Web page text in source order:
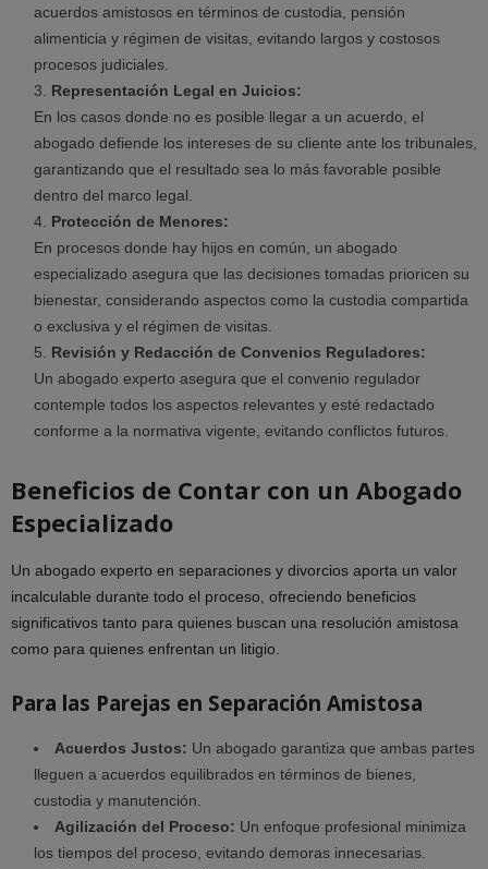
acuerdos amistosos en términos de custodia, pensión
alimenticia y régimen de visitas, evitando largos y costosos
procesos judiciales.
Representación Legal en Juicios:
En los casos donde no es posible llegar a un acuerdo, el
abogado defiende los intereses de su cliente ante los tribunales,
garantizando que el resultado sea lo más favorable posible
dentro del marco legal.
Protección de Menores:
En procesos donde hay hijos en común, un abogado
especializado asegura que las decisiones tomadas prioricen su
bienestar, considerando aspectos como la custodia compartida
o exclusiva y el régimen de visitas.
Revisión y Redacción de Convenios Reguladores:
Un abogado experto asegura que el convenio regulador
contemple todos los aspectos relevantes y esté redactado
conforme a la normativa vigente, evitando conflictos futuros.
Beneficios de Contar con un Abogado
Especializado
Un abogado experto en separaciones y divorcios aporta un valor
incalculable durante todo el proceso, ofreciendo beneficios
significativos tanto para quienes buscan una resolución amistosa
como para quienes enfrentan un litigio.
Para las Parejas en Separación Amistosa
Acuerdos Justos: Un abogado garantiza que ambas partes
lleguen a acuerdos equilibrados en términos de bienes,
custodia y manutención.
Agilización del Proceso: Un enfoque profesional minimiza
los tiempos del proceso, evitando demoras innecesarias.